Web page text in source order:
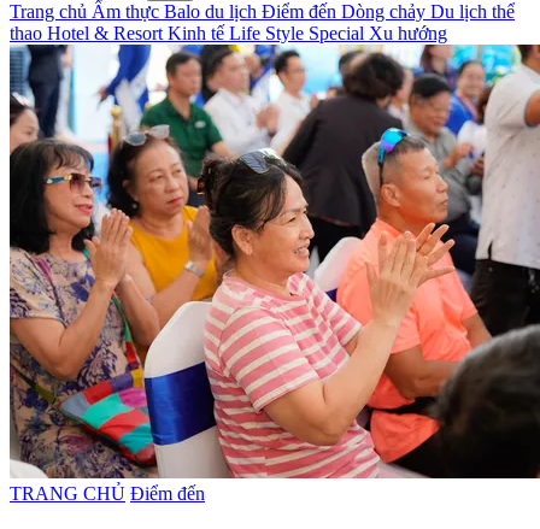
Trang chủ Ẩm thực Balo du lịch Điểm đến Dòng chảy Du lịch thể
thao Hotel & Resort Kinh tế Life Style Special Xu hướng
TRANG CHỦ Điểm đến